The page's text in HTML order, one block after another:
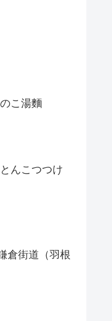
こ湯麵
んこつつけ
倉街道（羽根